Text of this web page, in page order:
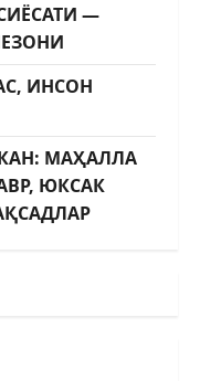
—
ИНСОН
МАҲАЛЛА
ЮКСАК